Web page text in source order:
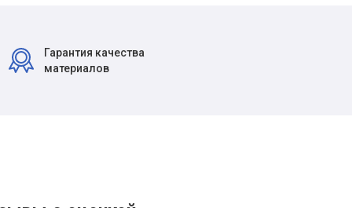
Гарантия качества
материалов